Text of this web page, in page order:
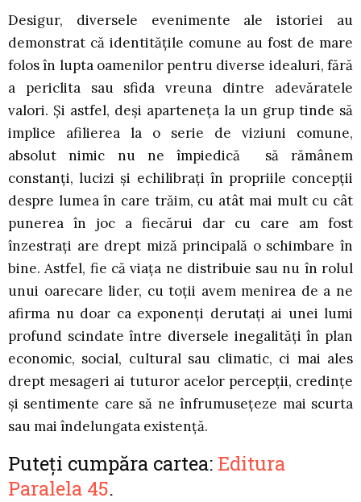
Desigur, diversele evenimente ale istoriei au
demonstrat că identităţile comune au fost de mare
folos în lupta oamenilor pentru diverse idealuri, fără
a periclita sau sfida vreuna dintre adevăratele
valori. Şi astfel, deşi aparteneţa la un grup tinde să
implice afilierea la o serie de viziuni comune,
absolut nimic nu ne împiedică să rămânem
constanţi, lucizi şi echilibraţi în propriile concepţii
despre lumea în care trăim, cu atât mai mult cu cât
punerea în joc a fiecărui dar cu care am fost
înzestraţi are drept miză principală o schimbare în
bine. Astfel, fie că viaţa ne distribuie sau nu în rolul
unui oarecare lider, cu toţii avem menirea de a ne
afirma nu doar ca exponenţi derutaţi ai unei lumi
profund scindate între diversele inegalităţi în plan
economic, social, cultural sau climatic, ci mai ales
drept mesageri ai tuturor acelor percepţii, credinţe
şi sentimente care să ne înfrumuseţeze mai scurta
sau mai îndelungata existenţă.
Puteți cumpăra cartea: Editura
Paralela 45.